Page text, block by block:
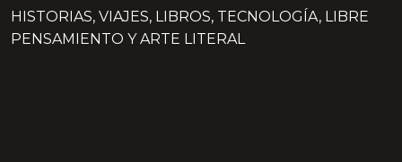
HISTORIAS, VIAJES, LIBROS, TECNOLOGÍA, LIBRE
PENSAMIENTO Y ARTE LITERAL